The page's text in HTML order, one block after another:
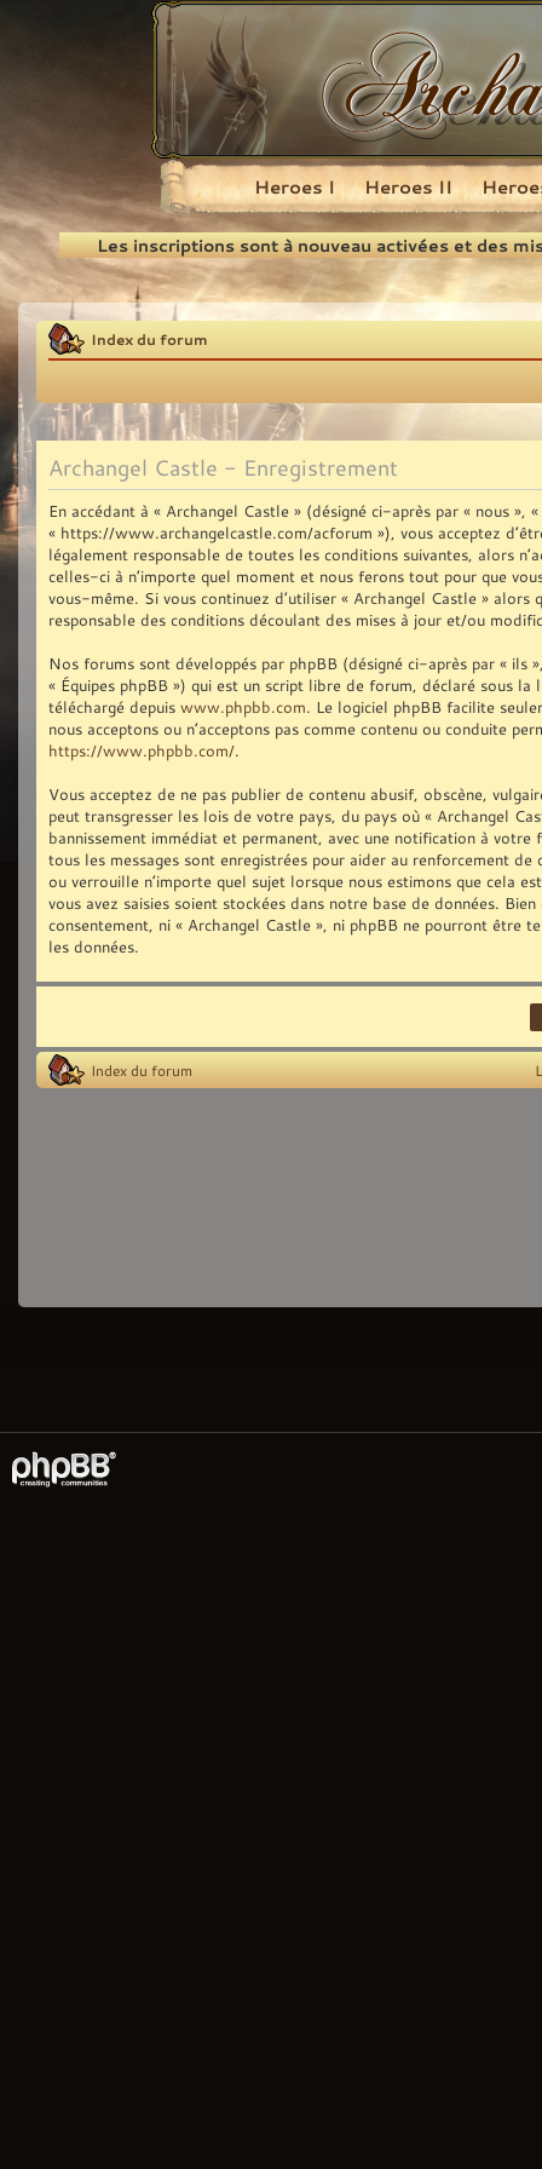
Recherche
Heroes I Heroes II
Les inscriptions sont à nouveau activées et des
Index du forum
Archangel Castle - Enregistrement
En accédant à « Archangel Castle » (désigné ci-après par « nous »,
« https://www.archangelcastle.com/acforum »), vous acceptez
légalement responsable de toutes les conditions suivantes, alors
celles-ci à n’importe quel moment et nous ferons tout pour que
vous-même. Si vous continuez d’utiliser « Archangel Castle »
responsable des conditions découlant des mises à jour et/ou
Nos forums sont développés par phpBB (désigné ci-après par « ils
« Équipes phpBB ») qui est un script libre de forum, déclaré sous la
téléchargé depuis www.phpbb.com. Le logiciel phpBB facilite
nous acceptons ou n’acceptons pas comme contenu ou conduite
https://www.phpbb.com/.
Vous acceptez de ne pas publier de contenu abusif, obscène,
peut transgresser les lois de votre pays, du pays où « Archangel
bannissement immédiat et permanent, avec une notification à votre
tous les messages sont enregistrées pour aider au renforcement
ou verrouille n’importe quel sujet lorsque nous estimons que cela
vous avez saisies soient stockées dans notre base de données.
consentement, ni « Archangel Castle », ni phpBB ne pourront être
les données.
Index du forum